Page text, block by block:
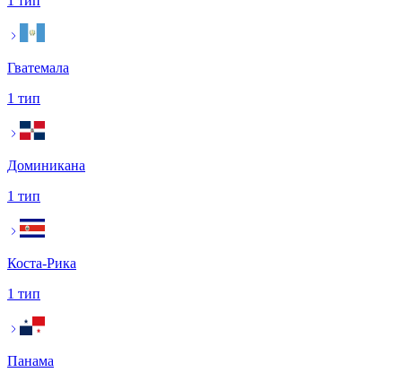
Гватемала
1 тип
Доминикана
1 тип
Коста-Рика
1 тип
Панама